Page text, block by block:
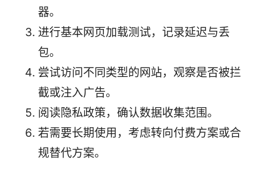
器。
进行基本网页加载测试，记录延迟与丢
包。
尝试访问不同类型的网站，观察是否被拦
截或注入广告。
阅读隐私政策，确认数据收集范围。
若需要长期使用，考虑转向付费方案或合
规替代方案。